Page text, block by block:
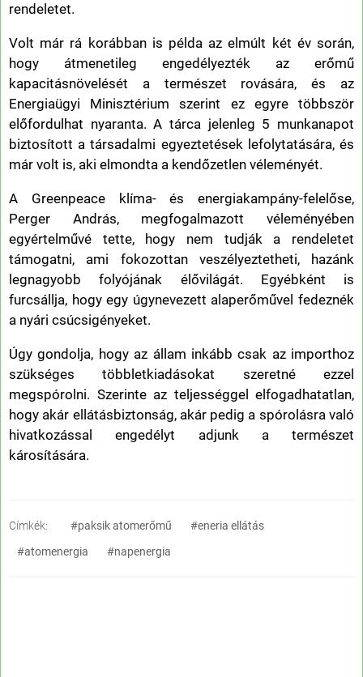
rendeletet.
Volt már rá korábban is példa az elmúlt két év során,
hogy átmenetileg engedélyezték az erőmű
kapacitásnövelését a természet rovására, és az
Energiaügyi Minisztérium szerint ez egyre többször
előfordulhat nyaranta. A tárca jelenleg 5 munkanapot
biztosított a társadalmi egyeztetések lefolytatására, és
már volt is, aki elmondta a kendőzetlen véleményét.
A Greenpeace klíma- és energiakampány-felelőse,
Perger András, megfogalmazott véleményében
egyértelművé tette, hogy nem tudják a rendeletet
támogatni, ami fokozottan veszélyeztetheti, hazánk
legnagyobb folyójának élővilágát. Egyébként is
furcsállja, hogy egy úgynevezett alaperőművel fedeznék
a nyári csúcsigényeket.
Úgy gondolja, hogy az állam inkább csak az importhoz
szükséges többletkiadásokat szeretné ezzel
megspórolni. Szerinte az teljességgel elfogadhatatlan,
hogy akár ellátásbiztonság, akár pedig a spórolásra való
hivatkozással engedélyt adjunk a természet
károsítására.
Címkék: #paksik atomerőmű
#eneria ellátás
#atomenergia
#napenergia